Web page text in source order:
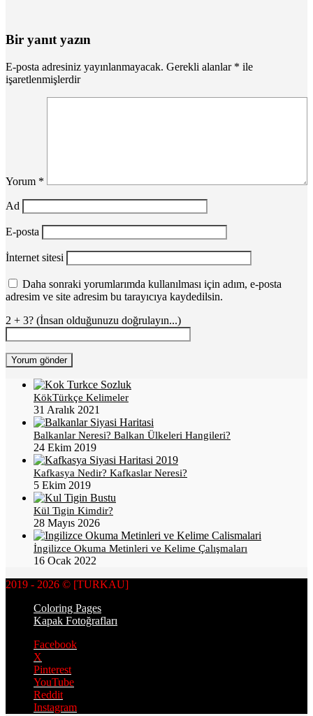
Bir yanıt yazın
E-posta adresiniz yayınlanmayacak. Gerekli alanlar * ile
işaretlenmişlerdir
Yorum *
Ad
E-posta
İnternet sitesi
Daha sonraki yorumlarımda kullanılması için adım, e-posta
adresim ve site adresim bu tarayıcıya kaydedilsin.
2 + 3? (İnsan olduğunuzu doğrulayın...)
KökTürkçe Kelimeler
31 Aralık 2021
Balkanlar Neresi? Balkan Ülkeleri Hangileri?
24 Ekim 2019
Kafkasya Nedir? Kafkaslar Neresi?
5 Ekim 2019
Kül Tigin Kimdir?
28 Mayıs 2026
İngilizce Okuma Metinleri ve Kelime Çalışmaları
16 Ocak 2022
2019 - 2026 © [TURKAU]
Coloring Pages
Kapak Fotoğrafları
Facebook
X
Pinterest
YouTube
Reddit
Instagram